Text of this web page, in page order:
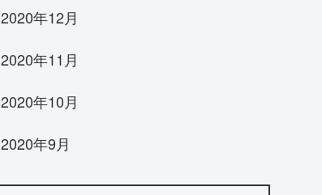
2020年12月
2020年11月
2020年10月
2020年9月